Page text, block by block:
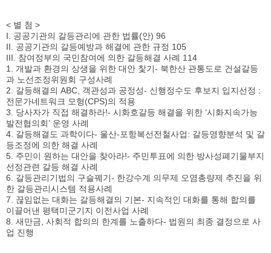
< 별 첨 >
I. 공공기관의 갈등관리에 관한 법률(안) 96
II. 공공기관의 갈등예방과 해결에 관한 규정 105
III. 참여정부의 국민참여에 의한 갈등해결 사례 114
1. 개발과 환경의 상생을 위한 대안 찿기- 북한산 관통도로 건설갈등
과 노선조정위원회 구성사례
2. 갈등해결의 ABC, 객관성과 공정성- 신행정수도 후보지 입지선정 :
전문가네트워크 모형(CPS)의 적용
3. 당사자가 직접 해결하라!- 시화호갈등 해결을 위한 ‘시화지속가능
발전협의회’ 운영 사례
4. 갈등해결도 과학이다- 울산-포항복선전철사업: 갈등영향분석 및 갈
등조정에 의한 해결 사례
5. 주민이 원하는 대안을 찾아라!- 주민투표에 의한 방사성폐기물부지
선정관련 갈등 해결 사례
6. 갈등관리기법의 구슬꿰기- 한강수계 의무제 오염총량제 추진을 위
한 갈등관리시스템 적용사례
7. 끊임없는 대화는 갈등해결의 기본- 지속적인 대화를 통해 합의를
이끌어낸 평택미군기지 이전사업 사례
8. 새만금, 사회적 합의의 한계를 노출하다- 법원의 최종 결정으로 사
업 진행